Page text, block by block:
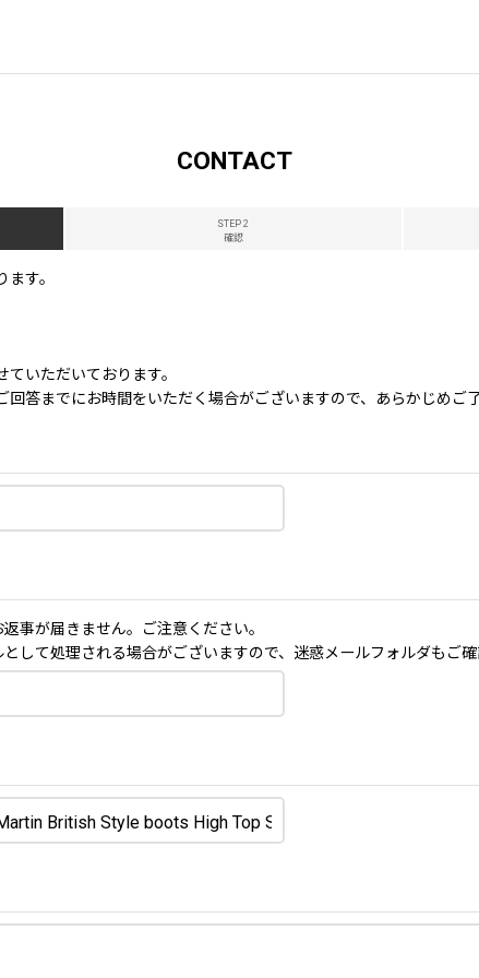
CONTACT
STEP 2
確認
す。
いただいております。
答までにお時間をいただく場合がございますので、あらかじめご
事が届きません。ご注意ください。
して処理される場合がございますので、迷惑メールフォルダもご確